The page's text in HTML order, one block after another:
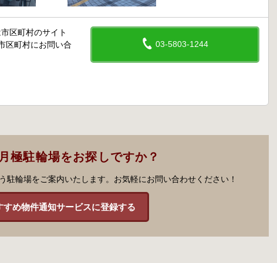
03-5803-1244
区町村のサイト
区町村にお問い合
極駐輪場をお探しですか？
駐輪場をご案内いたします。お気軽にお問い合わせください！
すめ物件通知サービスに登録する